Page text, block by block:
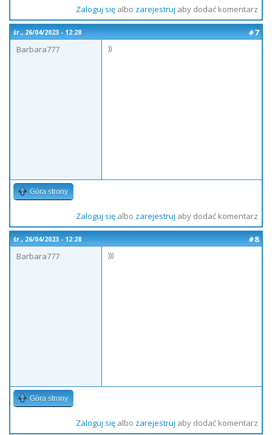
Zaloguj sięalbo zarejestruj aby dodać komentarz
śr., 26/04/2023 - 12:28
#7
Barbara777
))
Góra strony
Zaloguj sięalbo zarejestruj aby dodać komentarz
śr., 26/04/2023 - 12:28
#8
Barbara777
)))
Góra strony
Zaloguj sięalbo zarejestruj aby dodać komentarz